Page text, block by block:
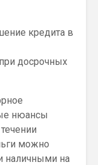
досрочных
нюансы
можно
наличными на